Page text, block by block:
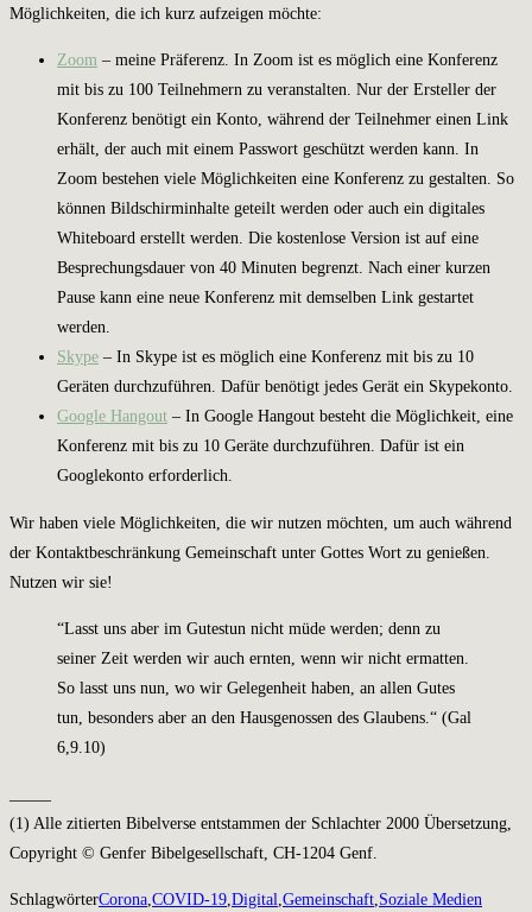
Möglichkeiten, die ich kurz aufzeigen möchte:
Zoom – meine Präferenz. In Zoom ist es möglich eine Konferenz
mit bis zu 100 Teilnehmern zu veranstalten. Nur der Ersteller der
Konferenz benötigt ein Konto, während der Teilnehmer einen Link
erhält, der auch mit einem Passwort geschützt werden kann. In
Zoom bestehen viele Möglichkeiten eine Konferenz zu gestalten. So
können Bildschirminhalte geteilt werden oder auch ein digitales
Whiteboard erstellt werden. Die kostenlose Version ist auf eine
Besprechungsdauer von 40 Minuten begrenzt. Nach einer kurzen
Pause kann eine neue Konferenz mit demselben Link gestartet
werden.
Skype – In Skype ist es möglich eine Konferenz mit bis zu 10
Geräten durchzuführen. Dafür benötigt jedes Gerät ein Skypekonto.
Google Hangout – In Google Hangout besteht die Möglichkeit, eine
Konferenz mit bis zu 10 Geräte durchzuführen. Dafür ist ein
Googlekonto erforderlich.
Wir haben viele Möglichkeiten, die wir nutzen möchten, um auch während
der Kontaktbeschränkung Gemeinschaft unter Gottes Wort zu genießen.
Nutzen wir sie!
“Lasst uns aber im Gutestun nicht müde werden; denn zu
seiner Zeit werden wir auch ernten, wenn wir nicht ermatten.
So lasst uns nun, wo wir Gelegenheit haben, an allen Gutes
tun, besonders aber an den Hausgenossen des Glaubens.“ (Gal
6 ,9.10)
(1) Alle zitierten Bibelverse entstammen der Schlachter 2000 Übersetzung,
Copyright © Genfer Bibelgesellschaft, CH-1204 Genf.
SchlagwörterCorona,COVID-19,Digital,Gemeinschaft,Soziale Medien